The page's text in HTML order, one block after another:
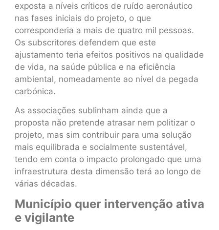
exposta a níveis críticos de ruído aeronáutico
nas fases iniciais do projeto, o que
corresponderia a mais de quatro mil pessoas.
Os subscritores defendem que este
ajustamento teria efeitos positivos na qualidade
de vida, na saúde pública e na eficiência
ambiental, nomeadamente ao nível da pegada
carbónica.
As associações sublinham ainda que a
proposta não pretende atrasar nem politizar o
projeto, mas sim contribuir para uma solução
mais equilibrada e socialmente sustentável,
tendo em conta o impacto prolongado que uma
infraestrutura desta dimensão terá ao longo de
várias décadas.
Município quer intervenção ativa
e vigilante